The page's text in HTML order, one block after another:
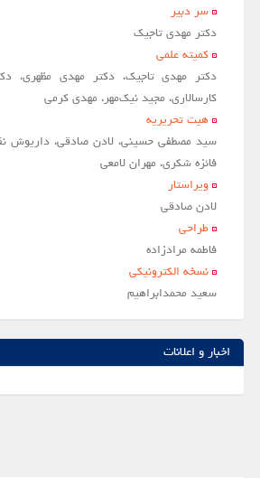
مقالات سال 1404
آرشیو
شماره جاری
جستجو پیشرفته
راهنمای نویسندگان
نحوه ارسال مقاله
اطلاعات نشریه
درباره نشریه
اخبار و اعلانات
پیوندهای مفید
سر دبير
دکتر مهدی تاجیک
کمیته علمی
دکتر مهدی تاجیک، دکتر مهدی مظهری،
کارسالاری، مجید نیک‌مهر، مهدی کرمی
هیت تحریریه
سید مصطفی حسینی، لادن صادقی، داریوش
فائزه شکری، مهران لامعی
ویراستار
لادن صادقي
طراحی
فاطمه مرادزاده
نسخه الکترونیکی
سعيد محمدابراهيم
اخبار و اعلانات